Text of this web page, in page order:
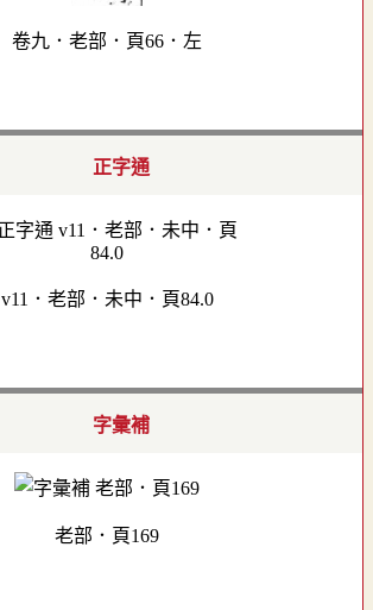
卷九．老部．頁66．左
正字通
v11．老部．未中．頁84.0
字彙補
老部．頁169